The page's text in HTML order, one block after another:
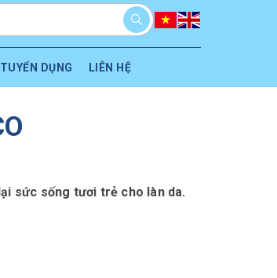
TUYỂN DỤNG LIÊN HỆ
sức sống tươi trẻ cho làn da.